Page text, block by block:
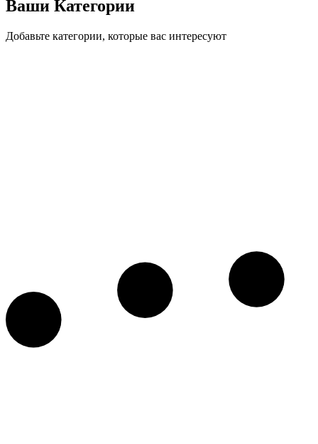
Ваши Категории
Добавьте категории, которые вас интересуют